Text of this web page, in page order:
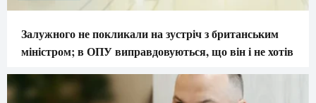
Залужного не покликали на зустріч з британським
міністром; в ОПУ виправдовуються, що він і не хотів